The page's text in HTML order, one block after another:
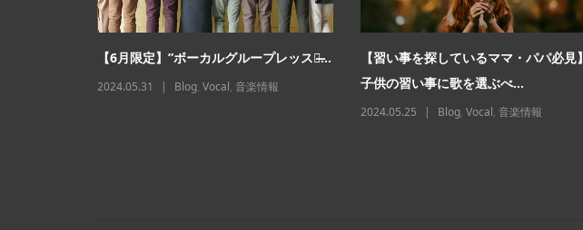
【6月限定】”ボーカルグループレッスン̶...
2024.05.31 Blog, Vocal, 音楽情報
【習い事を探しているママ・パパ必見】
子供の習い事に歌を選ぶべ...
2024.05.25 Blog, Vocal, 音楽情報